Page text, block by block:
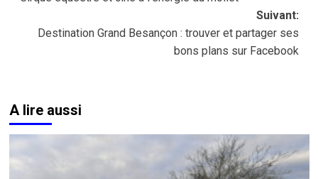
d’article
Suivant:
Destination Grand Besançon : trouver et partager ses
bons plans sur Facebook
A lire aussi